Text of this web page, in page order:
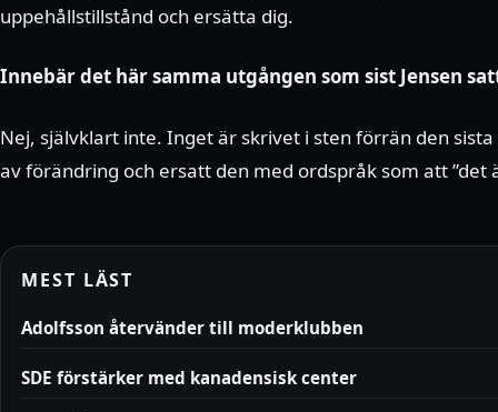
uppehållstillstånd och ersätta dig.
Innebär det här samma utgången som sist Jensen
Nej, självklart inte. Inget är skrivet i sten förrän den
av förändring och ersatt den med ordspråk som att
MEST LÄST
Adolfsson återvänder till moderklubben
SDE förstärker med kanadensisk center